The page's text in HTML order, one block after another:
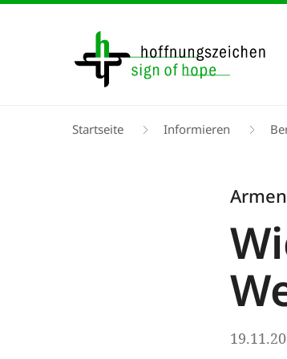
Pfadnavigation
Startseite Informieren